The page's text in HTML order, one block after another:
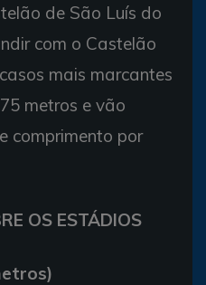
de São Luís do
com o Castelão
mais marcantes
metros e vão
comprimento por
OS ESTÁDIOS